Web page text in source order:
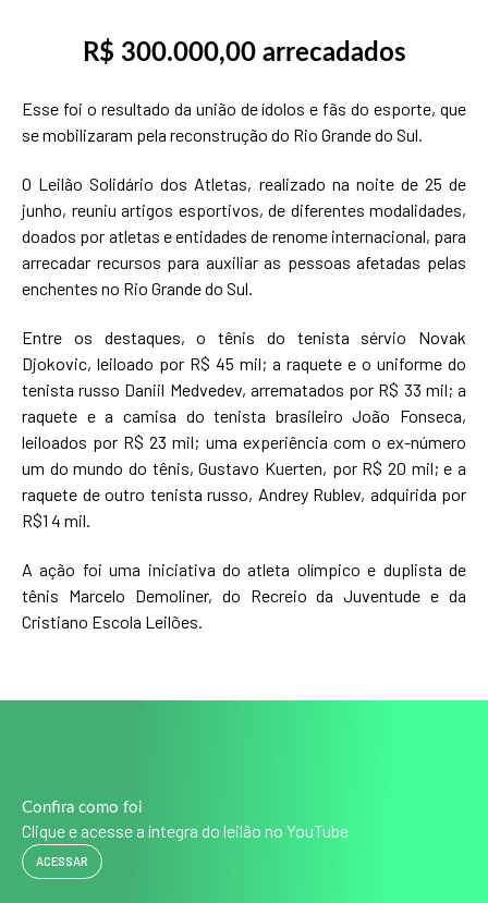
R$ 300.000,00 arrecadados
Esse foi o resultado da união de ídolos e fãs do esporte, que
se mobilizaram pela reconstrução do Rio Grande do Sul.
O Leilão Solidário dos Atletas, realizado na noite de 25 de
junho, reuniu artigos esportivos, de diferentes modalidades,
doados por atletas e entidades de renome internacional, para
arrecadar recursos para auxiliar as pessoas afetadas pelas
enchentes no Rio Grande do Sul.
Entre os destaques, o tênis do tenista sérvio Novak
Djokovic, leiloado por R$ 45 mil; a raquete e o uniforme do
tenista russo Daniil Medvedev, arrematados por R$ 33 mil; a
raquete e a camisa do tenista brasileiro João Fonseca,
leiloados por R$ 23 mil; uma experiência com o ex-número
um do mundo do tênis, Gustavo Kuerten, por R$ 20 mil; e a
raquete de outro tenista russo, Andrey Rublev, adquirida por
R$1 4 mil.
A ação foi uma iniciativa do atleta olímpico e duplista de
tênis Marcelo Demoliner, do Recreio da Juventude e da
Cristiano Escola Leilões.
Confira como foi
Clique e acesse a íntegra do leilão no YouTube
ACESSAR